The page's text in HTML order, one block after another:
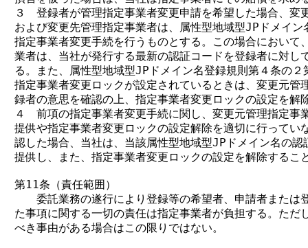
３　登録者が管理指定事業者変更申請を希望した場合、変
および変更先管理指定事業者は、属性型地域型JPドメイン
指定事業者変更手続を行うものとする。この場合において
業者は、当社が発行する最新の認証コードを登録者に対し
る。また、属性型地域型JPドメイン名登録規則第４条の２
指定事業者変更ロックが設定されているときは、変更元管
録者の意思を確認の上、指定事業者変更ロックの設定を解
４　前項の指定事業者変更手続に関し、変更元管理指定事
提供や指定事業者変更ロックの設定解除を適切に行ってい
認した場合、当社は、当該属性型地域型JPドメイン名の認
提供し、また、指定事業者変更ロックの設定を解除するこ
第11条（責任範囲）
委託業務の遂行により登録等の希望者、申請者または
た事項に関する一切の責任は指定事業者が負担する。ただ
べき事由がある場合はこの限りではない。